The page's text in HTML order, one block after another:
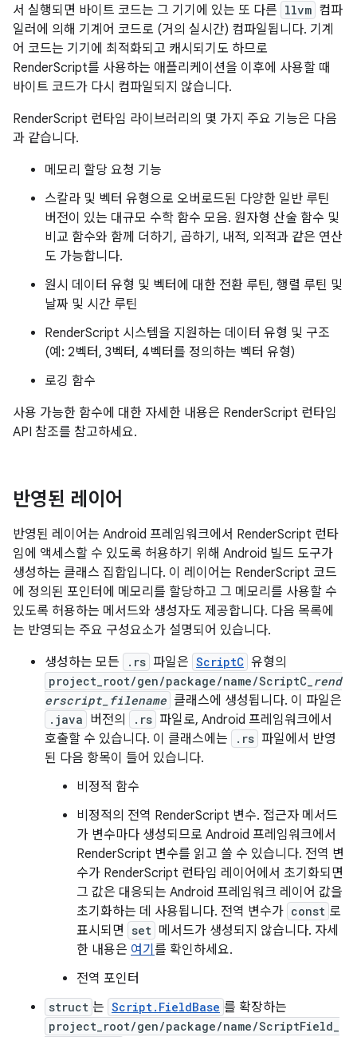
서 실행되면 바이트 코드는 그 기기에 있는 또 다른 llvm 컴파
일러에 의해 기계어 코드로 (거의 실시간) 컴파일됩니다. 기계
어 코드는 기기에 최적화되고 캐시되기도 하므로
RenderScript를 사용하는 애플리케이션을 이후에 사용할 때
바이트 코드가 다시 컴파일되지 않습니다.
RenderScript 런타임 라이브러리의 몇 가지 주요 기능은 다음
과 같습니다.
메모리 할당 요청 기능
스칼라 및 벡터 유형으로 오버로드된 다양한 일반 루틴
버전이 있는 대규모 수학 함수 모음. 원자형 산술 함수 및
비교 함수와 함께 더하기, 곱하기, 내적, 외적과 같은 연산
도 가능합니다.
원시 데이터 유형 및 벡터에 대한 전환 루틴, 행렬 루틴 및
날짜 및 시간 루틴
RenderScript 시스템을 지원하는 데이터 유형 및 구조
(예: 2벡터, 3벡터, 4벡터를 정의하는 벡터 유형)
로깅 함수
사용 가능한 함수에 대한 자세한 내용은 RenderScript 런타임
API 참조를 참고하세요.
반영된 레이어
반영된 레이어는 Android 프레임워크에서 RenderScript 런타
임에 액세스할 수 있도록 허용하기 위해 Android 빌드 도구가
생성하는 클래스 집합입니다. 이 레이어는 RenderScript 코드
에 정의된 포인터에 메모리를 할당하고 그 메모리를 사용할 수
있도록 허용하는 메서드와 생성자도 제공합니다. 다음 목록에
는 반영되는 주요 구성요소가 설명되어 있습니다.
생성하는 모든
.rs 파일은 ScriptC 유형의
project_root/gen/package/name/ScriptC_ rend
erscript_filename 클래스에 생성됩니다. 이 파일은
.java 버전의 .rs 파일로, Android 프레임워크에서
호출할 수 있습니다. 이 클래스에는
.rs 파일에서 반영
된 다음 항목이 들어 있습니다.
비정적 함수
비정적의 전역 RenderScript 변수. 접근자 메서드
가 변수마다 생성되므로 Android 프레임워크에서
RenderScript 변수를 읽고 쓸 수 있습니다. 전역 변
수가 RenderScript 런타임 레이어에서 초기화되면
그 값은 대응되는 Android 프레임워크 레이어 값을
초기화하는 데 사용됩니다. 전역 변수가 const 로
표시되면
set 메서드가 생성되지 않습니다. 자세
한 내용은 여기 를 확인하세요.
전역 포인터
struct 는 Script.FieldBase 를 확장하는
project_root/gen/package/name/ScriptField_